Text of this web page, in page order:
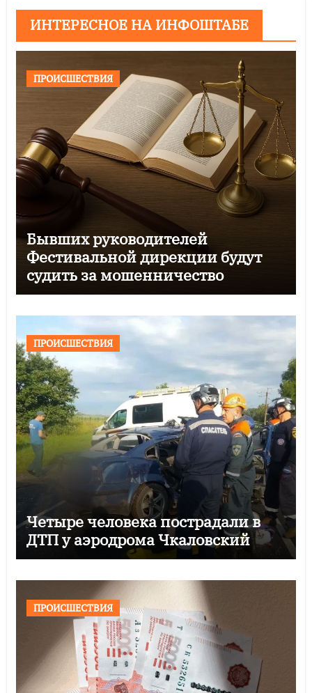
ИНТЕРЕСНОЕ НА ИНФОШТАБЕ
ПРОИСШЕСТВИЯ
Бывших руководителей
Фестивальной дирекции будут
судить за мошенничество
ПРОИСШЕСТВИЯ
Четыре человека пострадали в
ДТП у аэродрома Чкаловский
ПРОИСШЕСТВИЯ